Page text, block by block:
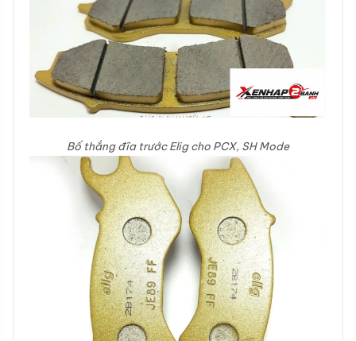
Bố thắng đĩa trước Elig cho PCX, SH Mode